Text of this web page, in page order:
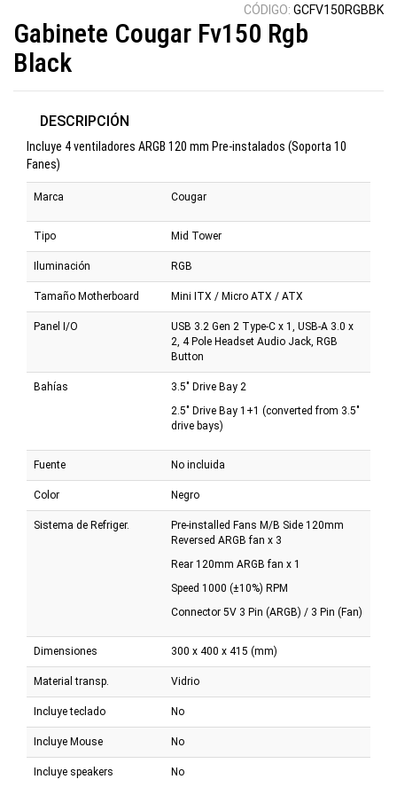
CÓDIGO: GCFV150RGBBK
Gabinete Cougar Fv150 Rgb
Black
DESCRIPCIÓN
Incluye 4 ventiladores ARGB 120 mm Pre-instalados (Soporta 10
Fanes)
Marca Cougar
Tipo Mid Tower
Iluminación RGB
Tamaño Motherboard Mini ITX / Micro ATX / ATX
Panel I/O
USB 3.2 Gen 2 Type-C x 1, USB-A 3.0 x
2, 4 Pole Headset Audio Jack, RGB
Button
Bahías
3.5" Drive Bay 2
2.5" Drive Bay 1+1 (converted from 3.5"
drive bays)
Fuente No incluida
Color Negro
Sistema de Refriger.
Pre-installed Fans M/B Side 120mm
Reversed ARGB fan x 3
Rear 120mm ARGB fan x 1
Speed 1000 (±10%) RPM
Connector 5V 3 Pin (ARGB) / 3 Pin (Fan)
Dimensiones 300 x 400 x 415 (mm)
Material transp. Vidrio
Incluye teclado No
Incluye Mouse No
Incluye speakers No